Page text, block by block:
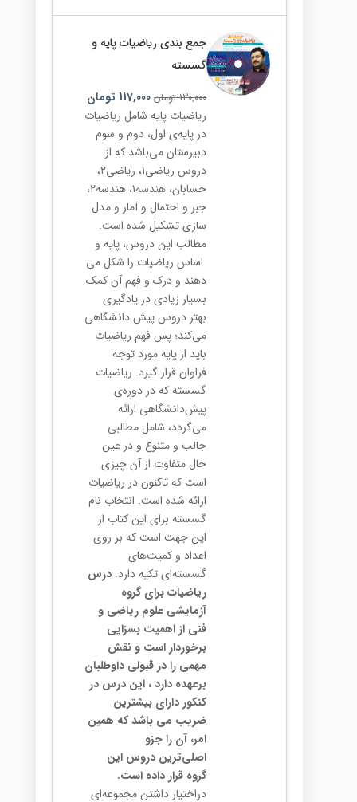
جمع بندی ریاضیات پایه و
گسسته
130,000 تومان 117,000 تومان
ریاضیات پایه شامل ریاضیات
در پایه‌ی اول، دوم و سوم
دبیرستان می‌باشد که از
دروس ریاضی۱، ریاضی۲،
حسابان، هندسه۱، هندسه۲،
جبر و احتمال و آمار و مدل
سازی تشکیل شده است.
مطالب این دروس، پایه و
اساس ریاضیات را شکل می
دهند و درک و فهم آن کمک
بسیار زیادی در یادگیری
بهتر دروس پیش دانشگاهی
می‌کند؛ پس فهم ریاضیات
باید از پایه مورد توجه
فراوان قرار گیرد. ریاضیات
گسسته که در دوره‌ی
پیش‌دانشگاهی ارائه
می‌گردد، شامل مطالبی
جالب و متنوع و در عین
حال متفاوت از آن چیزی
است که تاکنون در ریاضیات
ارائه شده است. انتخاب نام
گسسته برای این کتاب از
این جهت است که بر روی
اعداد و کمیت‌های
گسسته‌ای تکیه دارد. درس
ریاضیات برای گروه
آزمایشی علوم ریاضی و
فنی از اهمیت بسزایی
برخوردار است و نقش
مهمی را در قبولی داوطلبان
برعهده دارد ، این درس در
کنکور دارای بیشترین
ضریب می باشد که همین
امر، آن را جزو
اصلی‌ترین دروس این
گروه قرار داده است.
دراختیار داشتن مجموعه‌ای